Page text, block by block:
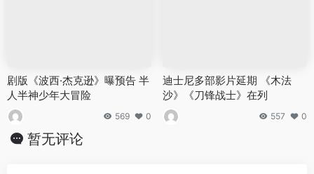
剧版《波西·杰克逊》曝预告 半
人半神少年大冒险
569 0
迪士尼多部影片延期 《木法
沙》《刀锋战士》在列
557 0
暂无评论